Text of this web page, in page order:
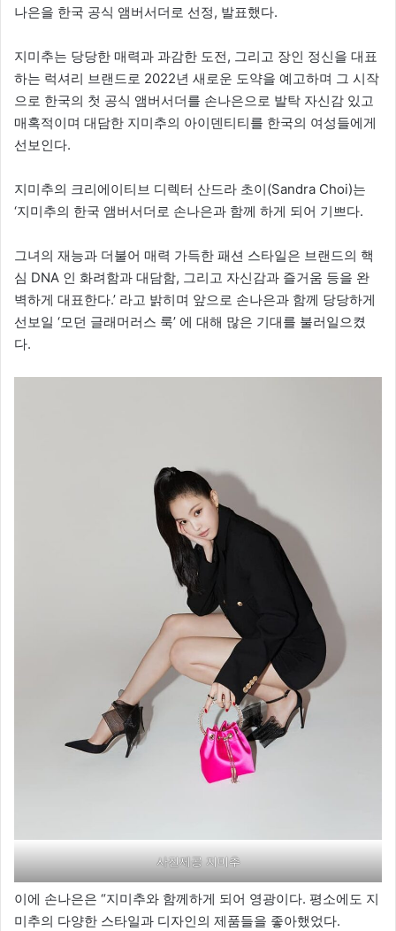
나은을 한국 공식 앰버서더로 선정, 발표했다.
지미추는 당당한 매력과 과감한 도전, 그리고 장인 정신을 대표
하는 럭셔리 브랜드로 2022년 새로운 도약을 예고하며 그 시작
으로 한국의 첫 공식 앰버서더를 손나은으로 발탁 자신감 있고
매혹적이며 대담한 지미추의 아이덴티티를 한국의 여성들에게
선보인다.
지미추의 크리에이티브 디렉터 산드라 초이(Sandra Choi)는
‘지미추의 한국 앰버서더로 손나은과 함께 하게 되어 기쁘다.
그녀의 재능과 더불어 매력 가득한 패션 스타일은 브랜드의 핵
심 DNA 인 화려함과 대담함, 그리고 자신감과 즐거움 등을 완
벽하게 대표한다.’ 라고 밝히며 앞으로 손나은과 함께 당당하게
선보일 ‘모던 글래머러스 룩’ 에 대해 많은 기대를 불러일으켰
다.
사진제공 지미추
이에 손나은은 “지미추와 함께하게 되어 영광이다. 평소에도 지
미추의 다양한 스타일과 디자인의 제품들을 좋아했었다.